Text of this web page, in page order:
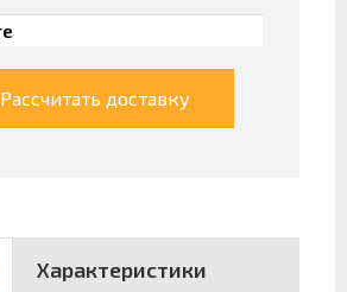
Рассчитать доставку
Характеристики